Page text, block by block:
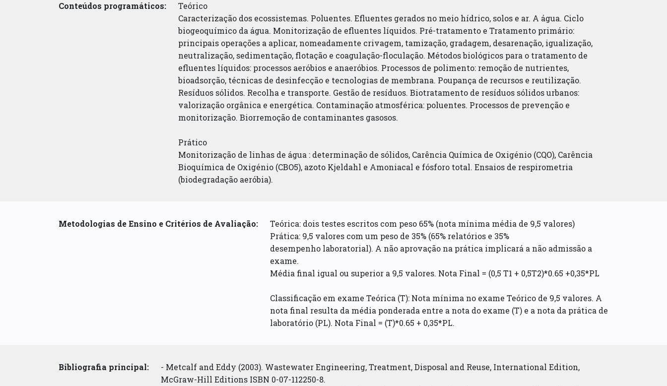
Conteúdos programáticos:
Teórico
Caracterização dos ecossistemas. Poluentes. Efluentes gerados no meio hídrico, solos e ar. A água. Ciclo
biogeoquímico da água. Monitorização de efluentes líquidos. Pré-tratamento e Tratamento primário:
principais operações a aplicar, nomeadamente crivagem, tamização, gradagem, desarenação, igualização,
neutralização, sedimentação, flotação e coagulação-floculação. Métodos biológicos para o tratamento de
efluentes líquidos: processos aeróbios e anaeróbios. Processos de polimento: remoção de nutrientes,
bioadsorção, técnicas de desinfecção e tecnologias de membrana. Poupança de recursos e reutilização.
Resíduos sólidos. Recolha e transporte. Gestão de resíduos. Biotratamento de resíduos sólidos urbanos:
valorização orgânica e energética. Contaminação atmosférica: poluentes. Processos de prevenção e
monitorização. Biorremoção de contaminantes gasosos.
Prático
Monitorização de linhas de água : determinação de sólidos, Carência Química de Oxigénio (CQO), Carência
Bioquímica de Oxigénio (CBO5), azoto Kjeldahl e Amoniacal e fósforo total. Ensaios de respirometria
(biodegradação aeróbia).
Metodologias de Ensino e Critérios de Avaliação:
Teórica: dois testes escritos com peso 65% (nota mínima média de 9,5 valores)
Prática: 9,5 valores com um peso de 35% (65% relatórios e 35%
desempenho laboratorial). A não aprovação na prática implicará a não admissão a
exame.
Média final igual ou superior a 9,5 valores. Nota Final = (0,5 T1 + 0,5T2)*0.65 +0,35*PL
Classificação em exame Teórica (T): Nota mínima no exame Teórico de 9,5 valores. A
nota final resulta da média ponderada entre a nota do exame (T) e a nota da prática de
laboratório (PL). Nota Final = (T)*0.65 + 0,35*PL.
Bibliografia principal:
- Metcalf and Eddy (2003). Wastewater Engineering, Treatment, Disposal and Reuse, International Edition,
McGraw-Hill Editions ISBN 0-07-112250-8.